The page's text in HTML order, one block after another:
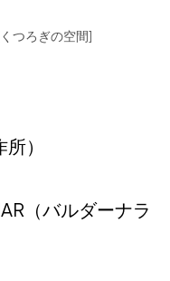
つろぎの空間]
）
（バルダーナラ